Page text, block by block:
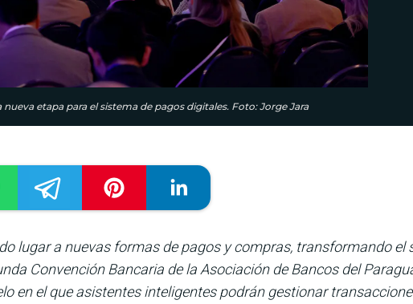
etapa para el sistema de pagos digitales. Foto: Jorge Jara
lugar a nuevas formas de pagos y compras, transformando
Convención Bancaria de la Asociación de Bancos del
en el que asistentes inteligentes podrán gestionar